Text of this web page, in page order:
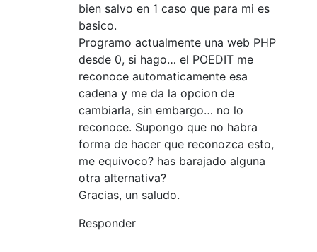
bien salvo en 1 caso que para mi es
basico.
Programo actualmente una web PHP
desde 0, si hago… el POEDIT me
reconoce automaticamente esa
cadena y me da la opcion de
cambiarla, sin embargo… no lo
reconoce. Supongo que no habra
forma de hacer que reconozca esto,
me equivoco? has barajado alguna
otra alternativa?
Gracias, un saludo.
Responder